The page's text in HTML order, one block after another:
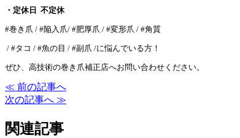
・定休日 不定休
#巻き爪 / #陥入爪/ #肥厚爪 / #変形爪 / #角質
/ #タコ / #魚の目 / #副爪 /に悩んでいる方！
ぜひ、高技術の巻き爪補正店へお問い合わせください。
≪ 前の記事へ
次の記事へ ≫
関連記事